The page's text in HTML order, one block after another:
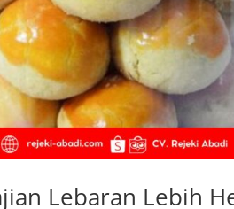
Lebaran Lebih